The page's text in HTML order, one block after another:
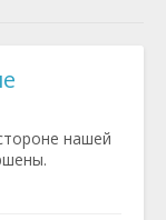
нашей